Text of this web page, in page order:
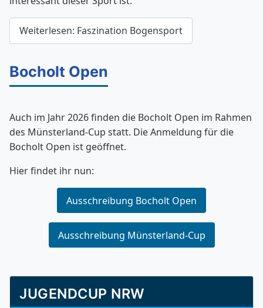
Weiterlesen: Faszination Bogensport
Bocholt Open
Auch im Jahr 2026 finden die Bocholt Open im Rahmen
des Münsterland-Cup statt. Die Anmeldung für die
Bocholt Open ist geöffnet.
Hier findet ihr nun:
Ausschreibung Bocholt Open
Ausschreibung Münsterland-Cup
JUGENDCUP NRW